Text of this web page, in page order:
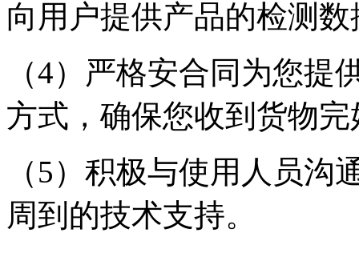
向用户提供产品的检测
（4）严格安合同为您
方式，确保您收到货物
（5）积极与使用人员
周到的技术支持。